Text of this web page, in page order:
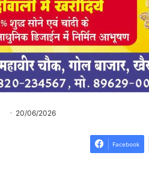
20/06/2026
Facebook